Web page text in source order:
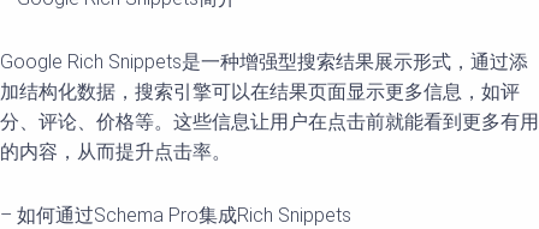
Google Rich Snippets是一种增强型搜索结果展示形式，通过添
加结构化数据，搜索引擎可以在结果页面显示更多信息，如评
分、评论、价格等。这些信息让用户在点击前就能看到更多有用
的内容，从而提升点击率。
– 如何通过Schema Pro集成Rich Snippets